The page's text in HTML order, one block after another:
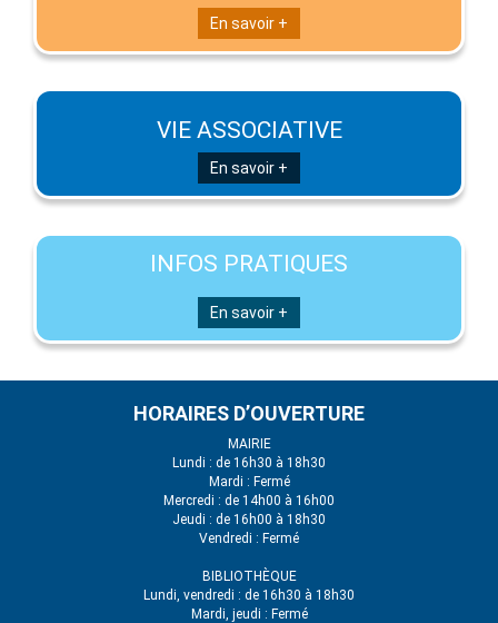
En savoir +
VIE ASSOCIATIVE
En savoir +
INFOS PRATIQUES
En savoir +
HORAIRES D’OUVERTURE
MAIRIE
Lundi : de 16h30 à 18h30
Mardi : Fermé
Mercredi : de 14h00 à 16h00
Jeudi : de 16h00 à 18h30
Vendredi : Fermé
BIBLIOTHÈQUE
Lundi, vendredi : de 16h30 à 18h30
Mardi, jeudi : Fermé